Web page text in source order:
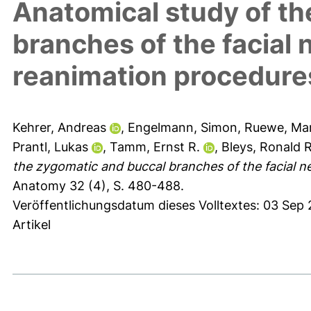
Anatomical study of
branches of the facial
reanimation
Kehrer, Andreas , Engelmann, Simon, Ruewe,
Prantl, Lukas
, Tamm, Ernst R. , Bleys, Ronald
the zygomatic and buccal branches of the facial
Anatomy 32 (4), S. 480-488.
Veröffentlichungsdatum dieses Volltextes: 03 Sep
Artikel